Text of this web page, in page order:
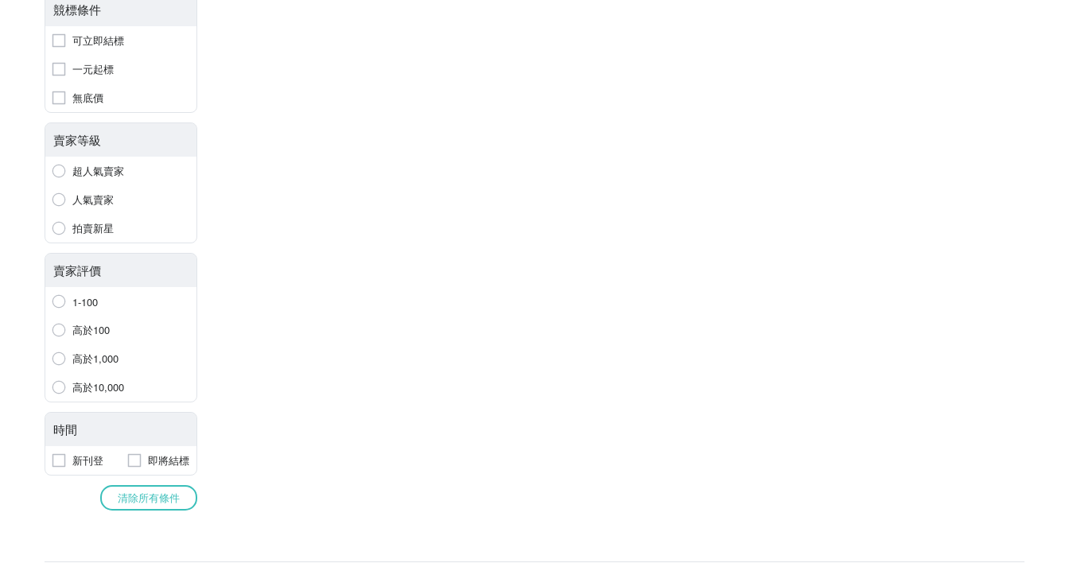
競標條件
可立即結標
一元起標
無底價
賣家等級
超人氣賣家
人氣賣家
拍賣新星
賣家評價
1-100
高於100
高於1,000
高於10,000
時間
新刊登 即將結標
清除所有條件